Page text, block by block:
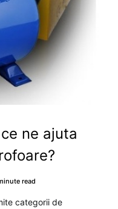
ne ajuta
read
categorii de